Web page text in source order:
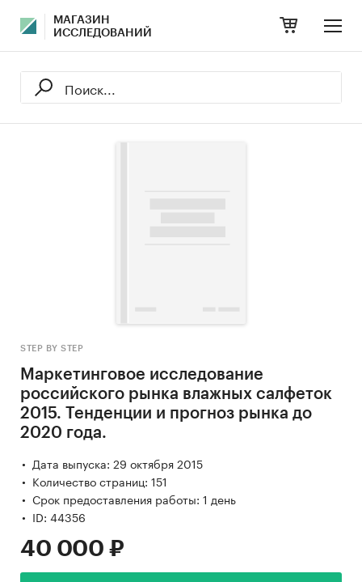
МАГАЗИН
ИССЛЕДОВАНИЙ
STEP BY STEP
Маркетинговое исследование
российского рынка влажных салфеток
2015. Тенденции и прогноз рынка до
2020 года.
Дата выпуска: 29 октября 2015
Количество страниц: 151
Срок предоставления работы: 1 день
ID: 44356
40 000 ₽